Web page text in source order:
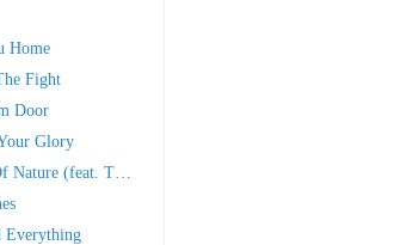
Home
Fight
Door
Glory
Nature (feat. Tove Lo)
Everything